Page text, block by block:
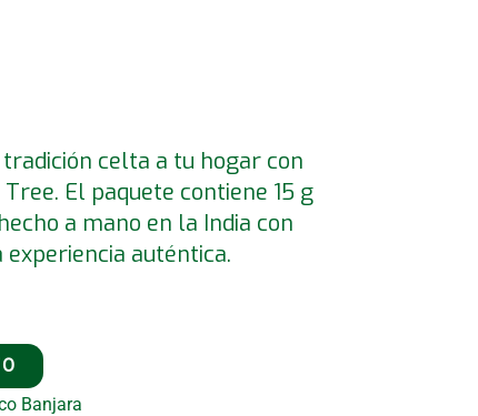
celta a tu hogar con
El paquete contiene 15 g
a mano en la India con
auténtica.
Banjara